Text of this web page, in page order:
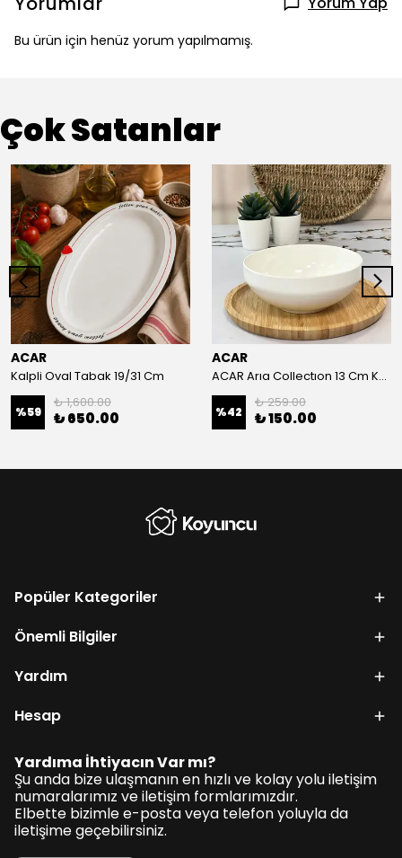
Bu ürün için henüz yorum yapılmamış.
Çok Satanlar
ACAR
Kalpli Oval Tabak 19/31 Cm
%59
₺ 1,600.00
₺ 650.00
ACAR
ACAR Arıa Collectıon 13 Cm Kase
%42
₺ 259.00
₺ 150.00
Popüler Kategoriler
Önemli Bilgiler
Yardım
Hesap
Yardıma İhtiyacın Var mı?
Şu anda bize ulaşmanın en hızlı ve kolay yolu iletişim
numaralarımız ve iletişim formlarımızdır.
Elbette bizimle e-posta veya telefon yoluyla da
iletişime geçebilirsiniz.